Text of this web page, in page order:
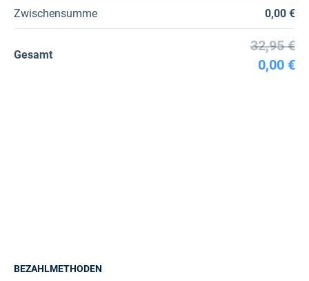
Zwischensumme 0,00 €
Gesamt
32,95 €
0,00 €
BEZAHLMETHODEN